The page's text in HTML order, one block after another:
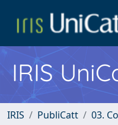
IRIS
IRIS PubliCatt 03.